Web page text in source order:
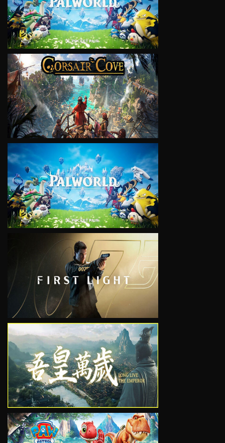
VIEW
VIEW
VIEW
VIEW
VIEW